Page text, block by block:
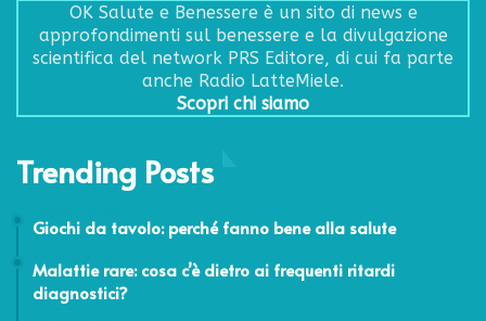
OK Salute e Benessere è un sito di news e
approfondimenti sul benessere e la divulgazione
scientifica del network PRS Editore, di cui fa parte
anche Radio LatteMiele.
Scopri chi siamo
Trending Posts
Giochi da tavolo: perché fanno bene alla salute
Malattie rare: cosa c’è dietro ai frequenti ritardi
diagnostici?